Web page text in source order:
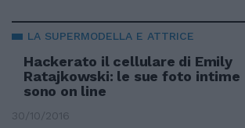
LA SUPERMODELLA E ATTRICE
Hackerato il cellulare di Emily
Ratajkowski: le sue foto intime
sono on line
30/10/2016